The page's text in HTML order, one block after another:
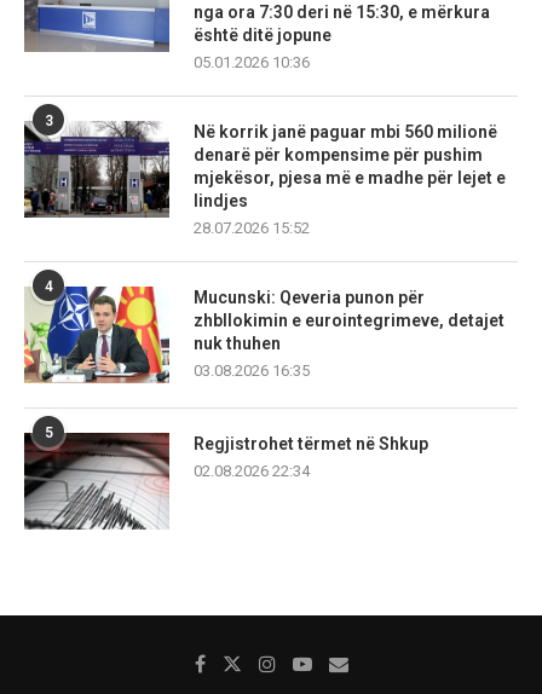
nga ora 7:30 deri në 15:30, e mërkura
është ditë jopune
05.01.2026 10:36
3
Në korrik janë paguar mbi 560 milionë
denarë për kompensime për pushim
mjekësor, pjesa më e madhe për lejet e
lindjes
28.07.2026 15:52
4
Mucunski: Qeveria punon për
zhbllokimin e eurointegrimeve, detajet
nuk thuhen
03.08.2026 16:35
5
Regjistrohet tërmet në Shkup
02.08.2026 22:34